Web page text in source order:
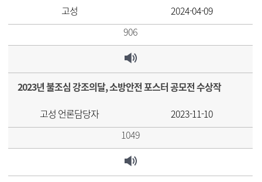
고성
2024-04-09
906
2023년 불조심 강조의달, 소방안전 포스터 공모전 수상작
고성 언론담당자
2023-11-10
1049